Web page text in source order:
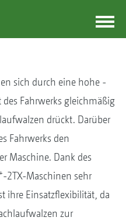
sich durch eine hohe
Fahrwerks gleichmäßig
drückt. Darüber
Fahrwerks den
Maschine. Dank des
-2TX-Maschinen sehr
ihre Einsatzflexibilität, da
zur